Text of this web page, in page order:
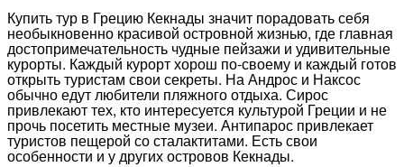
Купить тур в Грецию Кекнады значит порадовать себя
необыкновенно красивой островной жизнью, где главная
достопримечательность чудные пейзажи и удивительные
курорты. Каждый курорт хорош по-своему и каждый готов
открыть туристам свои секреты. На Андрос и Наксос
обычно едут любители пляжного отдыха. Сирос
привлекают тех, кто интересуется культурой Греции и не
прочь посетить местные музеи. Антипарос привлекает
туристов пещерой со сталактитами. Есть свои
особенности и у других островов Кекнады.